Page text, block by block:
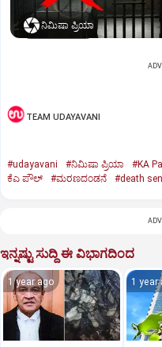
ನಿಮಿಷಾ ಪ್ರಿಯಾ
TEAM UDAYAVANI
#udayavani #ನಿಮಿಷಾ ಪ್ರಿಯಾ #KA
ಕೆಎ ಪೌಲ್
#ಮರಣದಂಡನೆ #death
ಇನ್ನಷ್ಟು ಸುದ್ದಿ ಈ ವಿಭಾಗದಿಂದ
1 year ago 1 year